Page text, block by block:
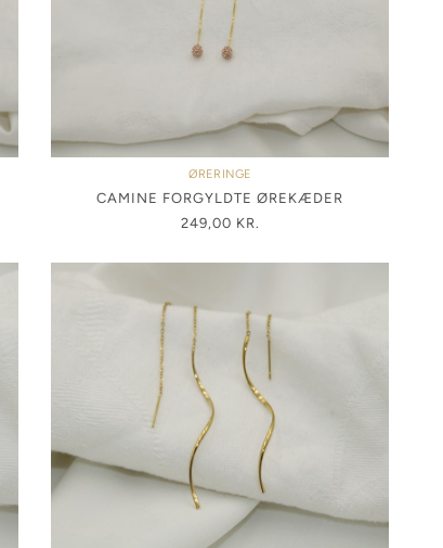
ØRERINGE
CAMINE FORGYLDTE ØREKÆDER
249,00 KR.